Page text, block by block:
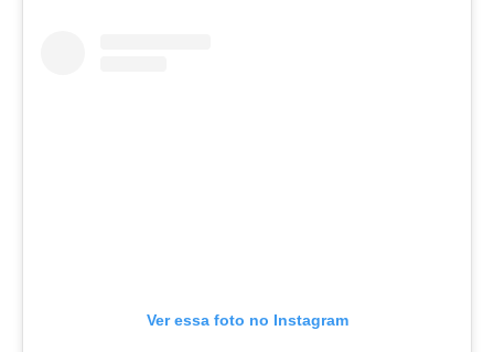
Ver essa foto no Instagram